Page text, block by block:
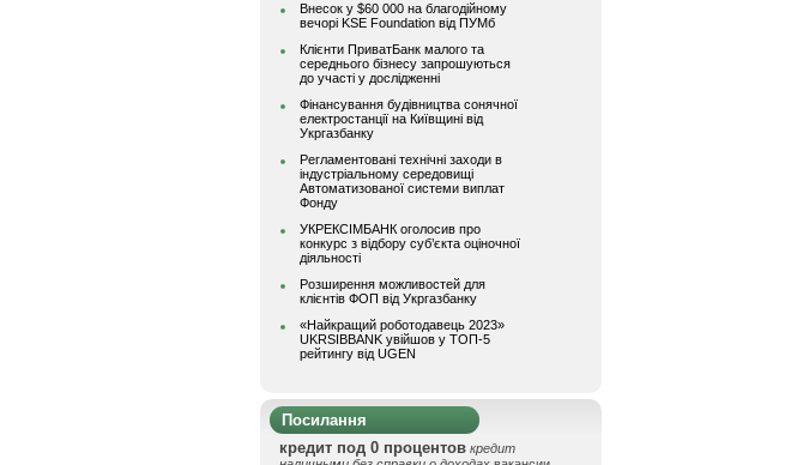
Внесок у $60 000 на благодійному
вечорі KSE Foundation від ПУМб
Клієнти ПриватБанк малого та
середнього бізнесу запрошуються
до участі у дослідженні
Фінансування будівництва сонячної
електростанції на Київщині від
Укргазбанку
Регламентовані технічні заходи в
індустріальному середовищі
Автоматизованої системи виплат
Фонду
УКРЕКСІМБАНК оголосив про
конкурс з відбору суб’єкта оціночної
діяльності
Розширення можливостей для
клієнтів ФОП від Укргазбанку
«Найкращий роботодавець 2023»
UKRSIBBANK увійшов у ТОП-5
рейтингу від UGEN
Посилання
кредит под 0 процентов кредит